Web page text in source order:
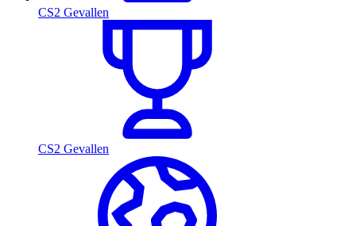
CS2 Gevallen
CS2 Gevallen